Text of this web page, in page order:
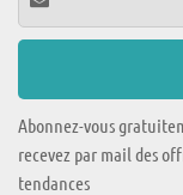
Abonnez-vous
recevez par mail des
tendances